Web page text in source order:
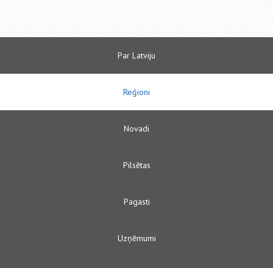
Par Latviju
Reģioni
Novadi
Pilsētas
Pagasti
Uzņēmumi